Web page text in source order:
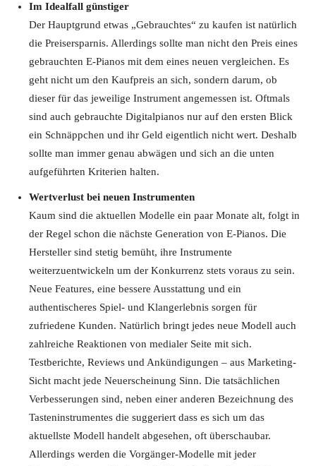
Im Idealfall günstiger
Der Hauptgrund etwas „Gebrauchtes“ zu kaufen ist natürlich
die Preisersparnis. Allerdings sollte man nicht den Preis eines
gebrauchten E-Pianos mit dem eines neuen vergleichen. Es
geht nicht um den Kaufpreis an sich, sondern darum, ob
dieser für das jeweilige Instrument angemessen ist. Oftmals
sind auch gebrauchte Digitalpianos nur auf den ersten Blick
ein Schnäppchen und ihr Geld eigentlich nicht wert. Deshalb
sollte man immer genau abwägen und sich an die unten
aufgeführten Kriterien halten.
Wertverlust bei neuen Instrumenten
Kaum sind die aktuellen Modelle ein paar Monate alt, folgt in
der Regel schon die nächste Generation von E-Pianos. Die
Hersteller sind stetig bemüht, ihre Instrumente
weiterzuentwickeln um der Konkurrenz stets voraus zu sein.
Neue Features, eine bessere Ausstattung und ein
authentischeres Spiel- und Klangerlebnis sorgen für
zufriedene Kunden. Natürlich bringt jedes neue Modell auch
zahlreiche Reaktionen von medialer Seite mit sich.
Testberichte, Reviews und Ankündigungen – aus Marketing-
Sicht macht jede Neuerscheinung Sinn. Die tatsächlichen
Verbesserungen sind, neben einer anderen Bezeichnung des
Tasteninstrumentes die suggeriert dass es sich um das
aktuellste Modell handelt abgesehen, oft überschaubar.
Allerdings werden die Vorgänger-Modelle mit jeder